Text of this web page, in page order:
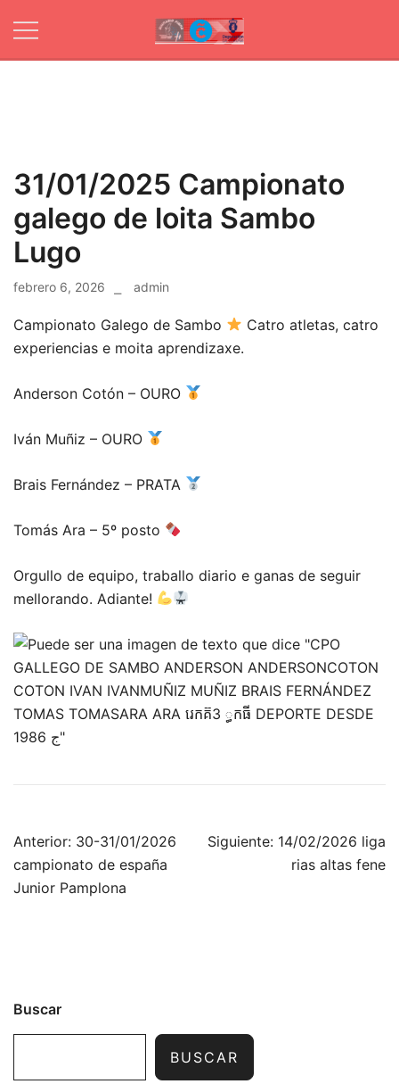
content
Ximnasio
Web oficial de
31/01/2025 Campionato
galego de loita Sambo
Lugo
febrero 6, 2026 admin
Campionato Galego de Sambo
Catro atletas, catro
experiencias e moita aprendizaxe.
Anderson Cotón – OURO
Iván Muñiz – OURO
Brais Fernández – PRATA
Tomás Ara – 5º posto
Orgullo de equipo, traballo diario e ganas de seguir
mellorando. Adiante!
Navegación
de
entradas
Anterior: 30-31/01/2026
campionato de españa
Junior Pamplona
Siguiente: 14/02/2026 liga
rias altas fene
Buscar
BUSCAR